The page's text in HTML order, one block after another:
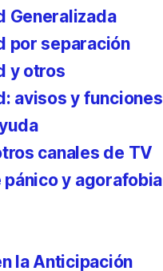
Generalizada
por separación
y otros
avisos y funciones
canales de TV
y agorafobia
la Anticipación